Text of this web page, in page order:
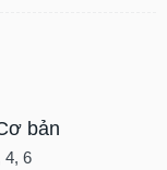
bản
4, 6